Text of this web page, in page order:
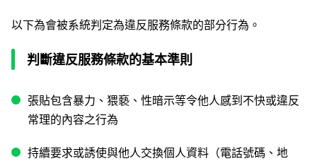
以下為會被系統判定為違反服務條款的部分行為。
判斷違反服務條款的基本準則
張貼包含暴力、猥褻、性暗示等令他人感到不快或違反
常理的內容之行為
持續要求或誘使與他人交換個人資料（電話號碼、地